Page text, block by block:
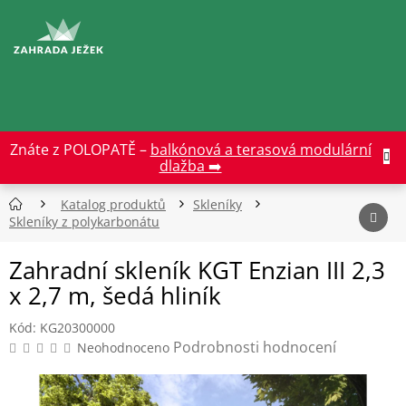
obsah
Znáte z POLOPATĚ – balkónová a terasová modulární
dlažba ➡️
Katalog produktů
Skleníky
Skleníky z polykarbonátu
Zahradní skleník KGT Enzian III 2,3
x 2,7 m, šedá hliník
Kód: KG20300000
Průměrné
hodnocení
je
0,0
z
Neohodnoceno Podrobnosti hodnocení